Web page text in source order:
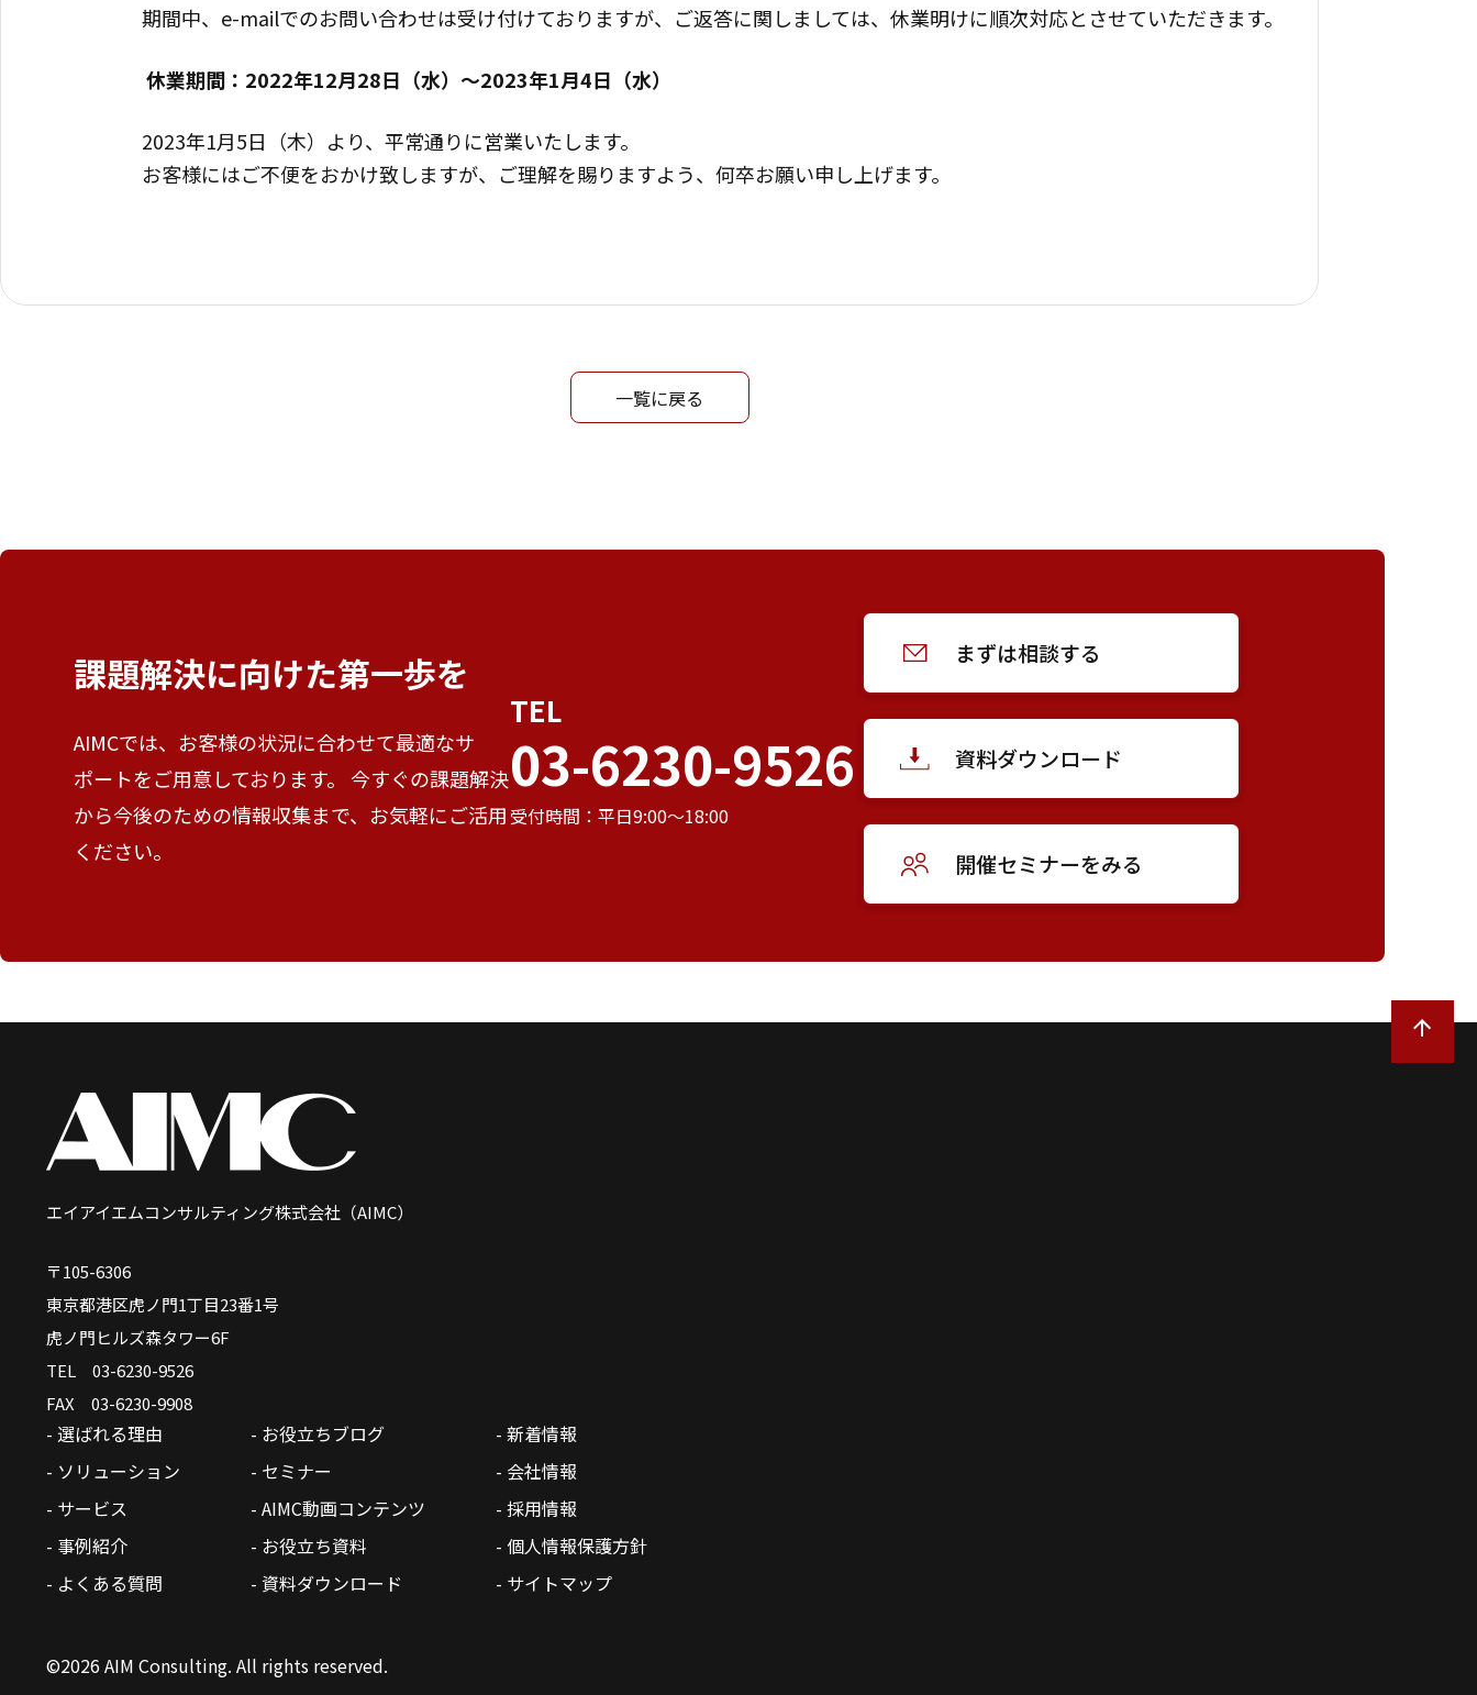
期間中、e-mailでのお問い合わせは受け付けておりますが、ご返答に関しましては、休業明けに順次対応とさせていただきます。
休業期間：2022年12月28日（水）～2023年1月4日（水）
2023年1月5日（木）より、平常通りに営業いたします。
お客様にはご不便をおかけ致しますが、ご理解を賜りますよう、何卒お願い申し上げます。
一覧に戻る
課題解決に向けた第一歩を
AIMCでは、お客様の状況に合わせて最適なサ
ポートをご用意しております。 今すぐの課題解決
から今後のための情報収集まで、お気軽にご活用
ください。
TEL
03-6230-9526
受付時間：平日9:00～18:00
まずは相談する
資料ダウンロード
開催セミナーをみる
エイアイエムコンサルティング株式会社（AIMC）
〒105-6306
東京都港区虎ノ門1丁目23番1号
虎ノ門ヒルズ森タワー6F
TEL 03-6230-9526
FAX 03-6230-9908
- 選ばれる理由
- ソリューション
- サービス
- 事例紹介
- よくある質問
- お役立ちブログ
- セミナー
- AIMC動画コンテンツ
- お役立ち資料
- 資料ダウンロード
- 新着情報
- 会社情報
- 採用情報
- 個人情報保護方針
- サイトマップ
©2026 AIM Consulting. All rights reserved.